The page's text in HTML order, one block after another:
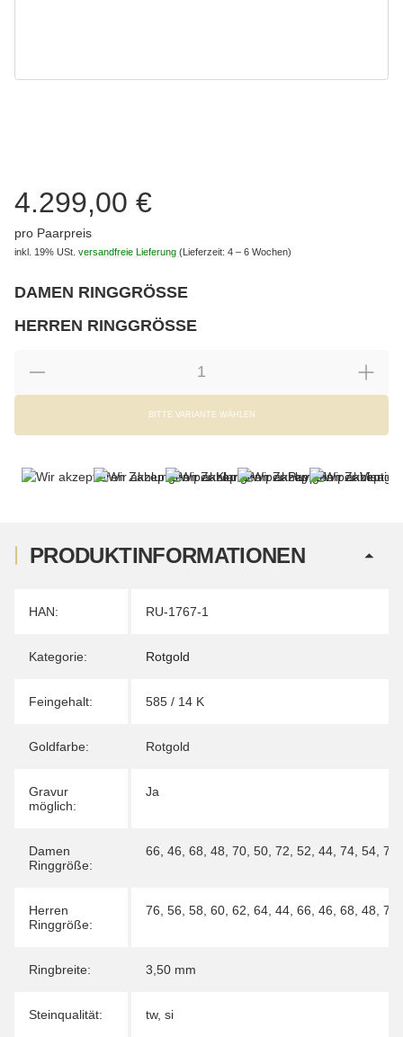
4.299,00 €
pro Paarpreis
inkl. 19% USt. versandfreie Lieferung (Lieferzeit: 4 – 6 Wochen)
DAMEN RINGGRÖSSE
HERREN RINGGRÖSSE
BITTE VARIANTE WÄHLEN
PRODUKTINFORMATIONEN
Produkteigenschaft
Wert
HAN: RU-1767-1
Kategorie: Rotgold
Feingehalt: 585 / 14 K
Goldfarbe: Rotgold
Gravur
möglich:
Ja
Damen
Ringgröße:
66 46 68 48 70 50 72 52 44 74 54 76
Herren
Ringgröße:
76 56 58 60 62 64 44 66 46 68 48 70
Ringbreite: 3,50 mm
Steinqualität: tw, si